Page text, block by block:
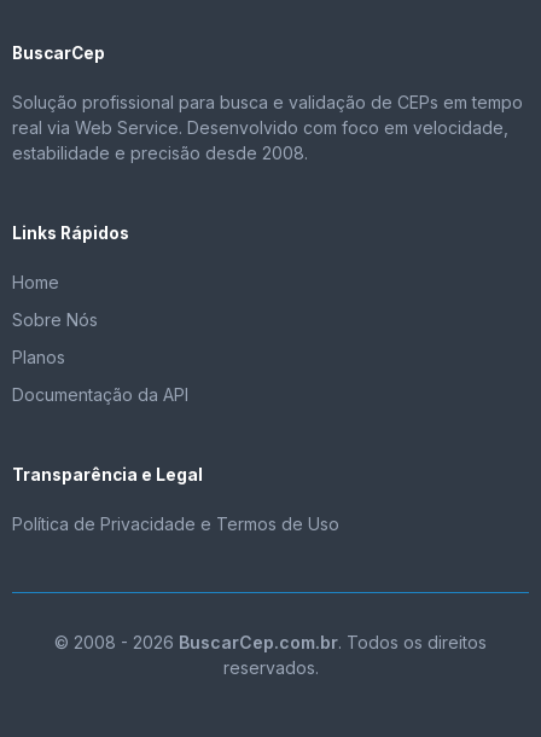
BuscarCep
Solução profissional para busca e validação de CEPs em tempo
real via Web Service. Desenvolvido com foco em velocidade,
estabilidade e precisão desde 2008.
Links Rápidos
Home
Sobre Nós
Planos
Documentação da API
Transparência e Legal
Política de Privacidade e Termos de Uso
© 2008 - 2026 BuscarCep.com.br. Todos os direitos
reservados.